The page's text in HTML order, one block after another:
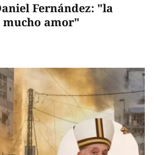
Fernández: "la
mucho amor"